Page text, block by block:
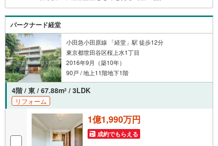
聞かせ下さい！未来の「不安」を「安心」に変える「未来
カレンダー」もご来店時に好評です。スタッフ一同いつで
もお客様のお問合せをお待ちしております。
パークナード経堂
小田急小田原線 「経堂」駅 徒歩12分
東京都世田谷区桜上水1丁目
2016年9月（築10年）
90戸 / 地上11階地下1階
4階 / 東 / 67.88m2 / 3LDK
リフォーム
1億1,990万円
成約でもらえる